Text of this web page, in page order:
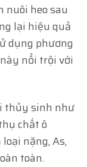
heo sau
lại hiệu quả
dụng phương
nổi trội với
thủy sinh như
chất ô
nặng, As,
toàn.